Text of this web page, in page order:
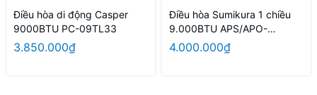
Điều hòa di động Casper
9000BTU PC-09TL33
3.850.000₫
Điều hòa Sumikura 1 chiều
9.000BTU APS/APO-
092/Morandi
4.000.000₫